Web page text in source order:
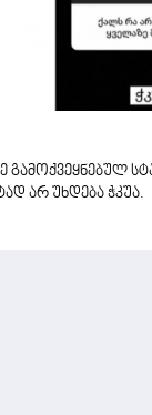
გამოქვეყნებულ
არ უხდება ჭკუა.